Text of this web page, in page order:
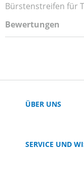
Bürstenstreifen für
Bewertungen
ÜBER UNS
SERVICE UND